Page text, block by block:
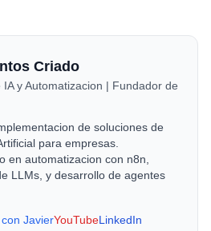
Criado
y Automatizacion | Fundador de
de soluciones de
para empresas.
en automatizacion con n8n,
LLMs, y desarrollo de agentes
JavierYouTubeLinkedIn